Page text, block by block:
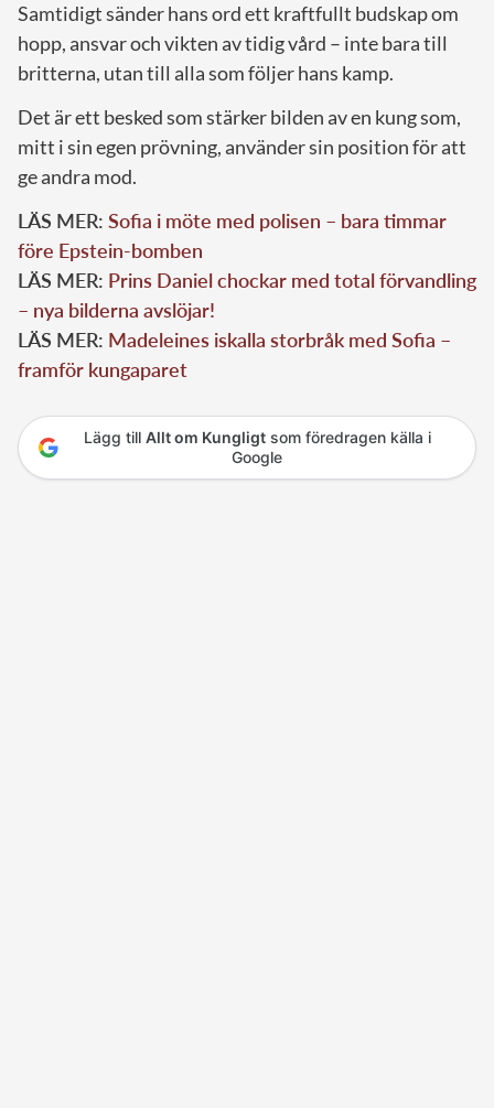
Samtidigt sänder hans ord ett kraftfullt budskap om
hopp, ansvar och vikten av tidig vård – inte bara till
britterna, utan till alla som följer hans kamp.
Det är ett besked som stärker bilden av en kung som,
mitt i sin egen prövning, använder sin position för att
ge andra mod.
LÄS MER: Sofia i möte med polisen – bara timmar
före Epstein-bomben
LÄS MER: Prins Daniel chockar med total förvandling
– nya bilderna avslöjar!
LÄS MER: Madeleines iskalla storbråk med Sofia –
framför kungaparet
Lägg till Allt om Kungligtsom föredragen källa i
Google